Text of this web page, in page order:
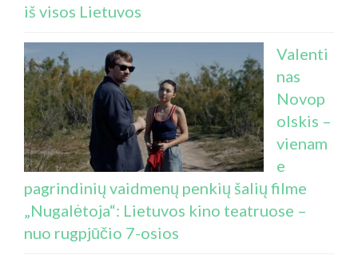
iš visos Lietuvos
Valenti
nas
Novop
olskis –
vienam
e
pagrindinių vaidmenų penkių šalių filme
„Nugalėtoja“: Lietuvos kino teatruose –
nuo rugpjūčio 7-osios